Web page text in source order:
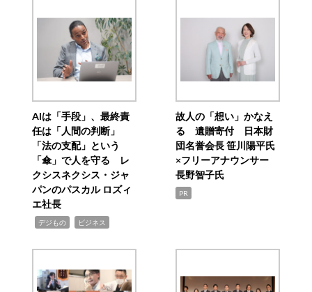
AIは「手段」、最終責
任は「人間の判断」
「法の支配」という
「傘」で人を守る レ
クシスネクシス・ジャ
パンのパスカル ロズィ
エ社長
デジもの ビジネス
故人の「想い」かなえ
る 遺贈寄付 日本財
団名誉会長 笹川陽平氏
×フリーアナウンサー
長野智子氏
PR